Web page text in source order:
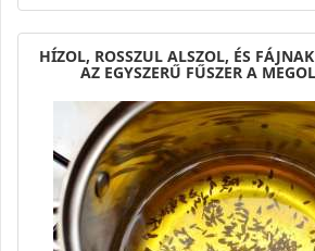
HÍZOL, ROSSZUL ALSZOL, ÉS
AZ EGYSZERŰ FŰSZER A